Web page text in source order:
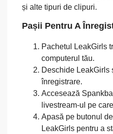
și alte tipuri de clipuri.
Pașii Pentru A
Pachetul LeakGirls
computerul tău.
Deschide LeakGirls
înregistrare.
Accesează
livestream-ul pe
Apasă pe butonul
LeakGirls pentru a